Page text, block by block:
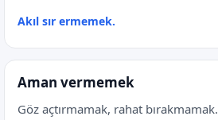
Akıl sır ermemek.
Aman vermemek
Göz açtırmamak, rahat bırakmamak.